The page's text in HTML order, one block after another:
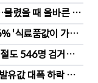
렸을 때 올바른 대
'식료품값이 가장
절도 546명 검거…
유값 대폭 하락 예